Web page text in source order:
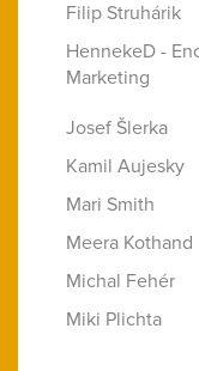
Filip Struhárik
HennekeD -
Marketing
Josef Šlerka
Kamil Aujesky
Mari Smith
Meera Kothand
Michal Fehér
Miki Plichta